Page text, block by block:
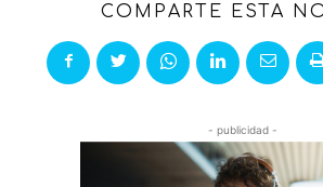
COMPARTE ESTA
- publicidad -